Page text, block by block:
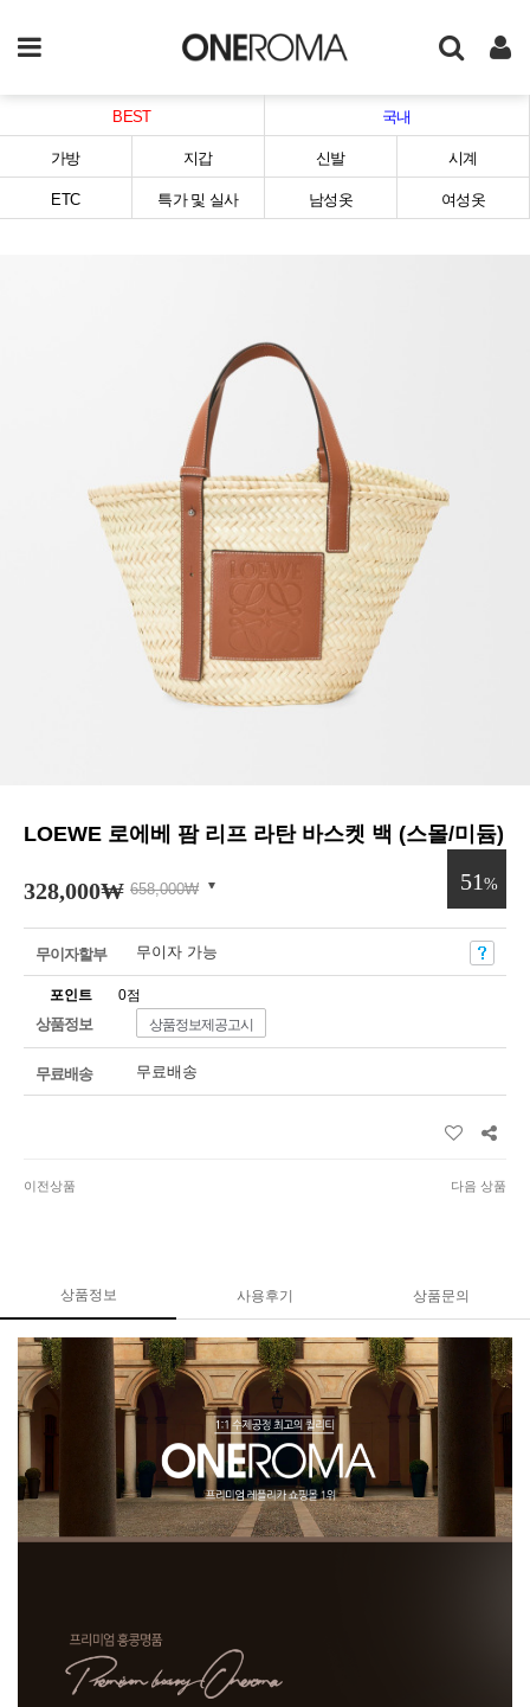
BEST 국내
가방 지갑 신발 시계
ETC 특가 및 실사 남성옷 여성옷
LOEWE 로에베 팜 리프 라탄 바스켓 백 (스몰/미듐)
328,000₩ 658,000₩ 51 %
무이자할부 무이자 가능
포인트 0점
상품정보 상품정보제공고시
무료배송 무료배송
이전상품 다음 상품
상품정보 사용후기 상품문의